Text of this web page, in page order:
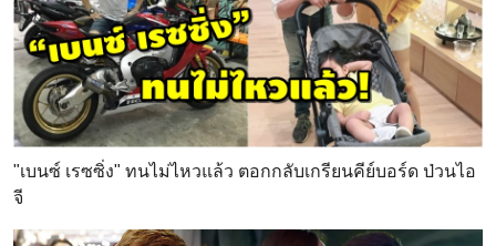
"เบนซ์ เรซซิ่ง" ทนไม่ไหวแล้ว ตอกกลับเกรียนคีย์บอร์ด ป่วนไอ
จี